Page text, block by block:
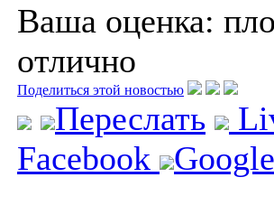
Ваша оценка:
отлично
Поделиться этой новостью
Переслать
Facebook
Google